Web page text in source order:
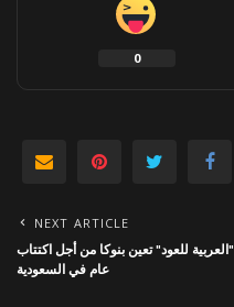
0
NEXT ARTICLE
"العربية للعود" تعين بنوكا من أجل اكتتاب
عام في السعودية